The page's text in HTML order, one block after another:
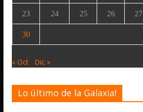
23 24 25 26 27
30
« Oct Dic »
Lo último de la Galaxia!